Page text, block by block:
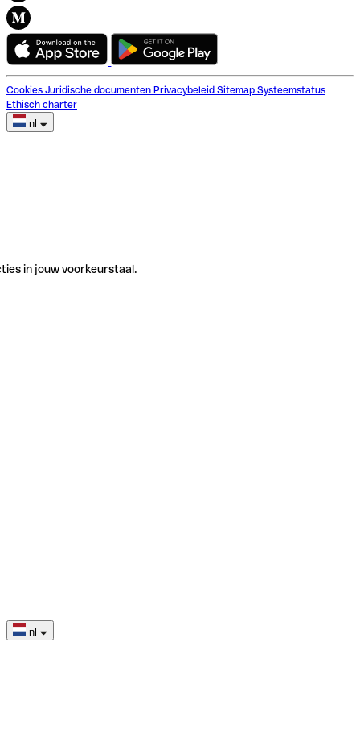
Cookies Juridische documenten Privacybeleid Sitemap Systeemstatus
Ethisch charter
nl
in jouw voorkeurstaal.
nl